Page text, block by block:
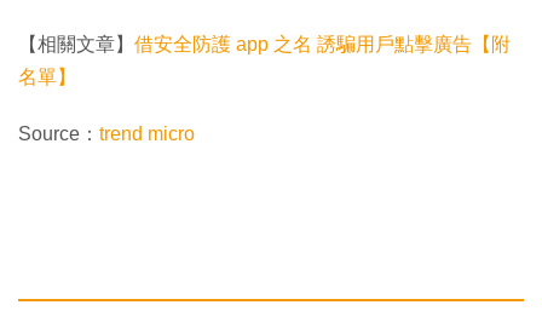
【相關文章】 借安全防護 app 之名 誘騙用戶點擊廣告【附
名單】
Source： trend micro